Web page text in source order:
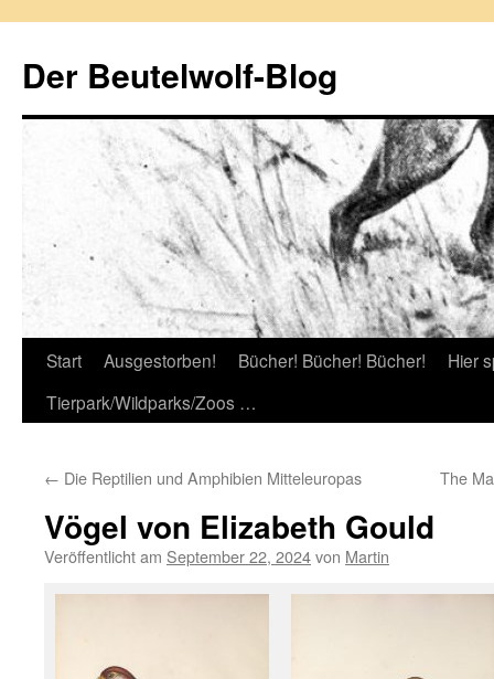
springen
Der Beutelwolf-Blog
Start Ausgestorben! Bücher! Bücher! Bücher!
Hier
Tierpark/Wildparks/Zoos …
← Die Reptilien und Amphibien Mitteleuropas The
Vögel von Elizabeth Gould
Veröffentlicht am September 22, 2024von Martin